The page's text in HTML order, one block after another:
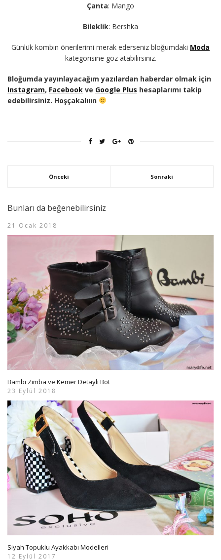
Çanta: Mango
Bileklik: Bershka
Günlük kombin önerilerimi merak ederseniz bloğumdaki Moda
kategorisine göz atabilirsiniz.
Bloğumda yayınlayacağım yazılardan haberdar olmak için
Instagram, Facebook ve Google Plus hesaplarımı takip
edebilirsiniz. Hoşçakalııın
Önceki Sonraki
Bunları da beğenebilirsiniz
21 Ocak 2018
Bambi Zımba ve Kemer Detaylı Bot
23 Eylül 2018
Siyah Topuklu Ayakkabı Modelleri
12 Eylül 2017